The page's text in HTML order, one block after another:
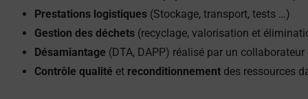
Prestations logistiques (Stockage, transport, tests …)
Gestion des déchets (recyclage, valorisation et
Désamiantage (DTA, DAPP) réalisé par un
Contrôle qualité et reconditionnement des ressources